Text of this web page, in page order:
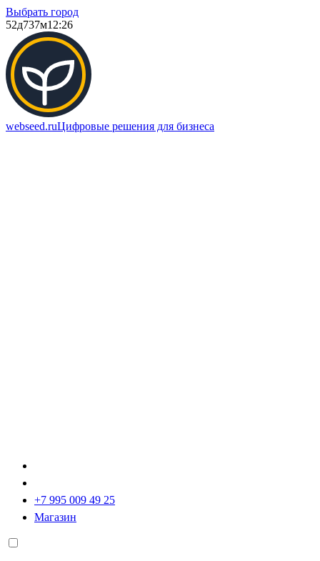
Выбрать город
52д737м12:26
webseed.ruЦифровые решения для бизнеса
+7 995 009 49 25
Магазин